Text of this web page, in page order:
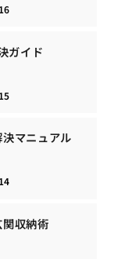
ガイド
マニュアル
収納術